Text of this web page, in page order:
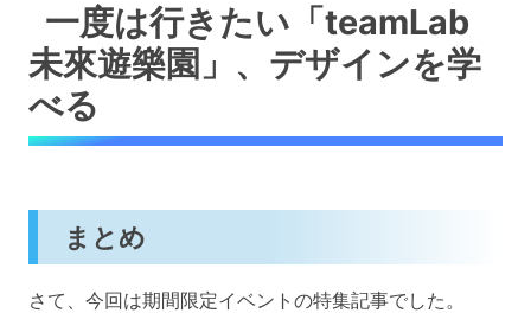
一度は行きたい「teamLab
未來遊樂園」、デザインを学
べる
まとめ
さて、今回は期間限定イベントの特集記事でした。